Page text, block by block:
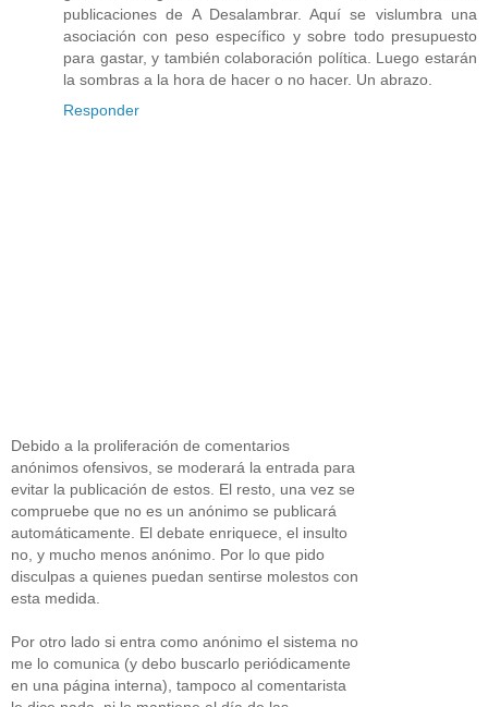
publicaciones de A Desalambrar. Aquí se vislumbra una
asociación con peso específico y sobre todo presupuesto
para gastar, y también colaboración política. Luego estarán
la sombras a la hora de hacer o no hacer. Un abrazo.
Responder
Debido a la proliferación de comentarios
anónimos ofensivos, se moderará la entrada para
evitar la publicación de estos. El resto, una vez se
compruebe que no es un anónimo se publicará
automáticamente. El debate enriquece, el insulto
no, y mucho menos anónimo. Por lo que pido
disculpas a quienes puedan sentirse molestos con
esta medida.
Por otro lado si entra como anónimo el sistema no
me lo comunica (y debo buscarlo periódicamente
en una página interna), tampoco al comentarista